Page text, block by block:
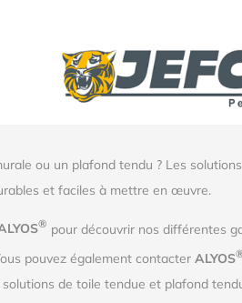
ou un plafond tendu ? Les solutions
et faciles à mettre en œuvre.
® pour découvrir nos différentes
pouvez également contacter ALYOS
de toile tendue et plafond